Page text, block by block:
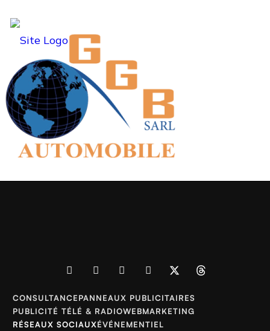
CONSULTANCEPANNEAUX PUBLICITAIRES
PUBLICITÉ TÉLÉ & RADIOWEBMARKETING
RÉSEAUX SOCIAUXÉVÉNEMENTIEL